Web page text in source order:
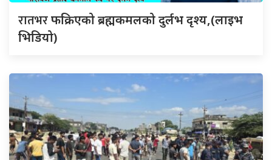
रातभरफक्रिएको ब्रह्मकमलको दुर्लभ दृश्य,(लाइभ
भिडियो)